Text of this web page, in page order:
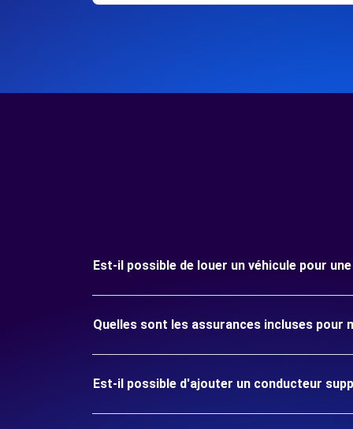
Est-il possible de louer un véhicule pour une
Quelles sont les assurances incluses pour
Est-il possible d'ajouter un conducteur